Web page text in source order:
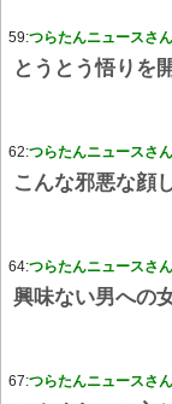
59:つらたんニュースさん
とうとう悟りを
62:つらたんニュースさん
こんな邪悪な顔
64:つらたんニュースさん
興味ない男への
67:つらたんニュースさん